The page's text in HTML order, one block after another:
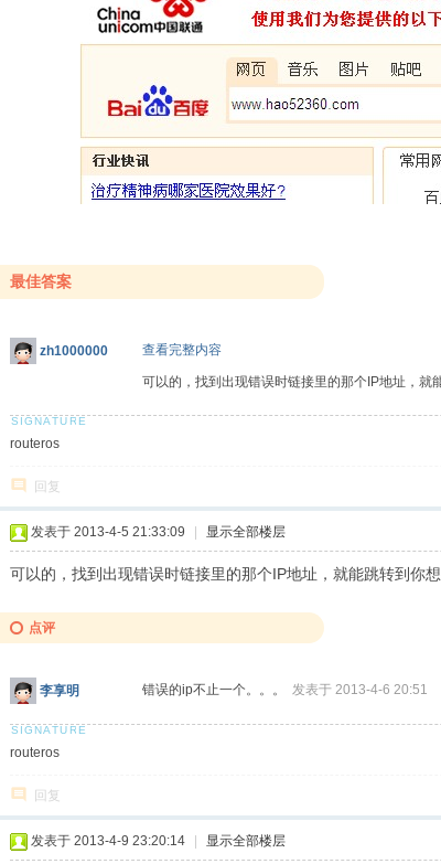
最佳答案
zh1000000 查看完整内容
可以的，找到出现错误时链接里的那个IP地址，就
routeros
回复
发表于 2013-4-5 21:33:09 显示全部楼层
可以的，找到出现错误时链接里的那个IP地址，就能跳转到你
点评
李享明 错误的ip不止一个。。。发表于 2013-4-6 20:51
routeros
回复
发表于 2013-4-9 23:20:14 显示全部楼层